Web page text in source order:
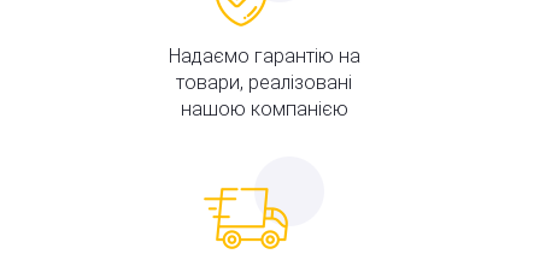
Надаємо гарантію на
товари, реалізовані
нашою компанією